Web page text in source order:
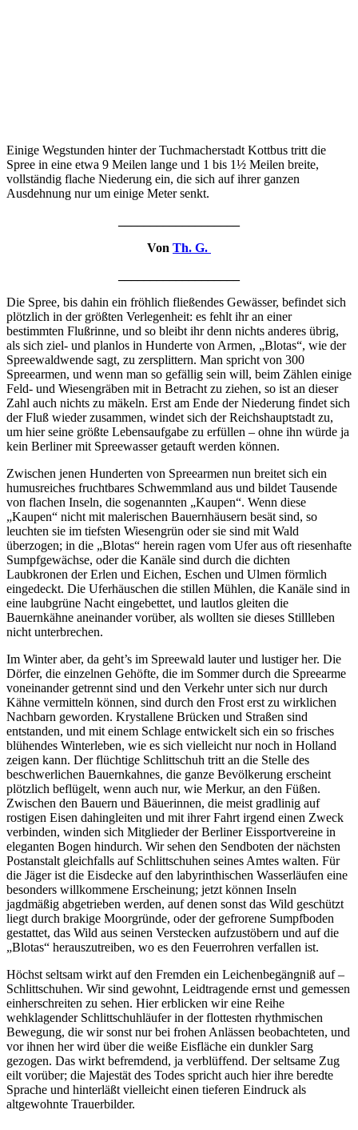
Einige Wegstunden hinter der Tuchmacherstadt Kottbus tritt die
Spree in eine etwa 9 Meilen lange und 1 bis 1½ Meilen breite,
vollständig flache Niederung ein, die sich auf ihrer ganzen
Ausdehnung nur um einige Meter senkt.
Von Th. G.
Die Spree, bis dahin ein fröhlich fließendes Gewässer, befindet sich
plötzlich in der größten Verlegenheit: es fehlt ihr an einer
bestimmten Flußrinne, und so bleibt ihr denn nichts anderes übrig,
als sich ziel- und planlos in Hunderte von Armen, „Blotas“, wie der
Spreewaldwende sagt, zu zersplittern. Man spricht von 300
Spreearmen, und wenn man so gefällig sein will, beim Zählen einige
Feld- und Wiesengräben mit in Betracht zu ziehen, so ist an dieser
Zahl auch nichts zu mäkeln. Erst am Ende der Niederung findet sich
der Fluß wieder zusammen, windet sich der Reichshauptstadt zu,
um hier seine größte Lebensaufgabe zu erfüllen – ohne ihn würde ja
kein Berliner mit Spreewasser getauft werden können.
Zwischen jenen Hunderten von Spreearmen nun breitet sich ein
humusreiches fruchtbares Schwemmland aus und bildet Tausende
von flachen Inseln, die sogenannten „Kaupen“. Wenn diese
„Kaupen“ nicht mit malerischen Bauernhäusern besät sind, so
leuchten sie im tiefsten Wiesengrün oder sie sind mit Wald
überzogen; in die „Blotas“ herein ragen vom Ufer aus oft riesenhafte
Sumpfgewächse, oder die Kanäle sind durch die dichten
Laubkronen der Erlen und Eichen, Eschen und Ulmen förmlich
eingedeckt. Die Uferhäuschen die stillen Mühlen, die Kanäle sind in
eine laubgrüne Nacht eingebettet, und lautlos gleiten die
Bauernkähne aneinander vorüber, als wollten sie dieses Stillleben
nicht unterbrechen.
Im Winter aber, da geht’s im Spreewald lauter und lustiger her. Die
Dörfer, die einzelnen Gehöfte, die im Sommer durch die Spreearme
voneinander getrennt sind und den Verkehr unter sich nur durch
Kähne vermitteln können, sind durch den Frost erst zu wirklichen
Nachbarn geworden. Krystallene Brücken und Straßen sind
entstanden, und mit einem Schlage entwickelt sich ein so frisches
blühendes Winterleben, wie es sich vielleicht nur noch in Holland
zeigen kann. Der flüchtige Schlittschuh tritt an die Stelle des
beschwerlichen Bauernkahnes, die ganze Bevölkerung erscheint
plötzlich beflügelt, wenn auch nur, wie Merkur, an den Füßen.
Zwischen den Bauern und Bäuerinnen, die meist gradlinig auf
rostigen Eisen dahingleiten und mit ihrer Fahrt irgend einen Zweck
verbinden, winden sich Mitglieder der Berliner Eissportvereine in
eleganten Bogen hindurch. Wir sehen den Sendboten der nächsten
Postanstalt gleichfalls auf Schlittschuhen seines Amtes walten. Für
die Jäger ist die Eisdecke auf den labyrinthischen Wasserläufen eine
besonders willkommene Erscheinung; jetzt können Inseln
jagdmäßig abgetrieben werden, auf denen sonst das Wild geschützt
liegt durch brakige Moorgründe, oder der gefrorene Sumpfboden
gestattet, das Wild aus seinen Verstecken aufzustöbern und auf die
„Blotas“ herauszutreiben, wo es den Feuerrohren verfallen ist.
Höchst seltsam wirkt auf den Fremden ein Leichenbegängniß auf –
Schlittschuhen. Wir sind gewohnt, Leidtragende ernst und gemessen
einherschreiten zu sehen. Hier erblicken wir eine Reihe
wehklagender Schlittschuhläufer in der flottesten rhythmischen
Bewegung, die wir sonst nur bei frohen Anlässen beobachteten, und
vor ihnen her wird über die weiße Eisfläche ein dunkler Sarg
gezogen. Das wirkt befremdend, ja verblüffend. Der seltsame Zug
eilt vorüber; die Majestät des Todes spricht auch hier ihre beredte
Sprache und hinterläßt vielleicht einen tieferen Eindruck als
altgewohnte Trauerbilder.